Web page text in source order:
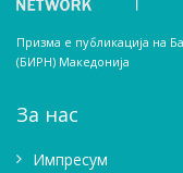
Призма е публикација на
(БИРН) Македонија
За нас
Импресум